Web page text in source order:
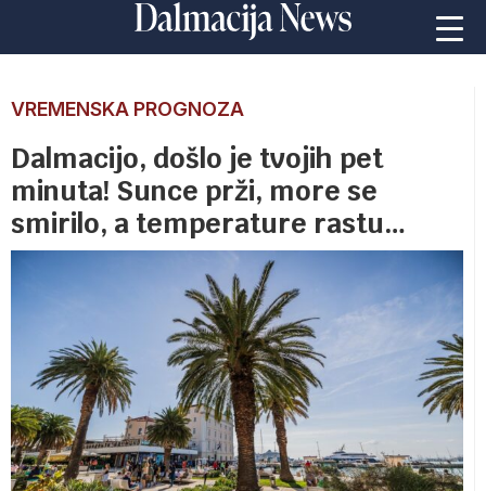
VREMENSKA PROGNOZA
Dalmacijo, došlo je tvojih pet
minuta! Sunce prži, more se
smirilo, a temperature rastu…